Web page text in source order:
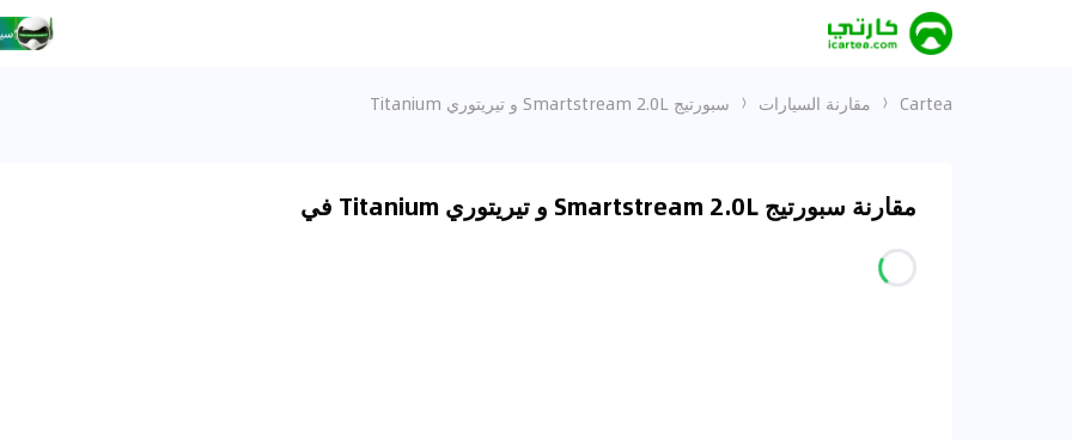
Cartea مقارنة السيارات سبورتيج Smartstream 2.0L و تيريتوري Titanium
مقارنة سبورتيج Smartstream 2.0L و تيريتوري Titanium في